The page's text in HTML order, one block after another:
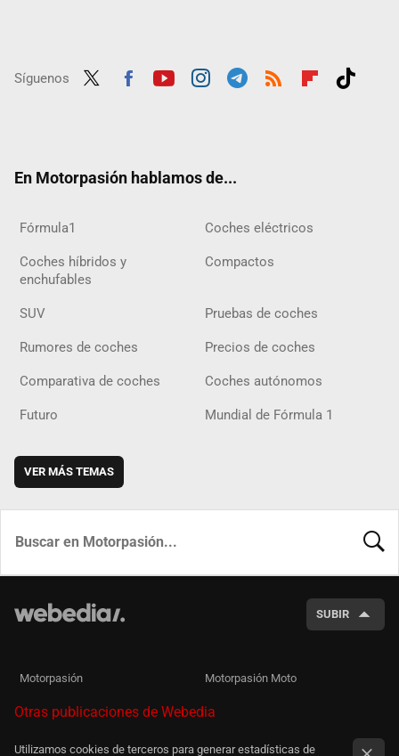
Síguenos
En Motorpasión hablamos de...
Fórmula1 Coches eléctricos
Coches híbridos y
enchufables
Compactos
SUV Pruebas de coches
Rumores de coches Precios de coches
Comparativa de coches Coches autónomos
Futuro Mundial de Fórmula 1
VER MÁS TEMAS
SUBIR
Motorpasión Motorpasión Moto
Otras publicaciones de Webedia
Utilizamos cookies de terceros para generar estadísticas de